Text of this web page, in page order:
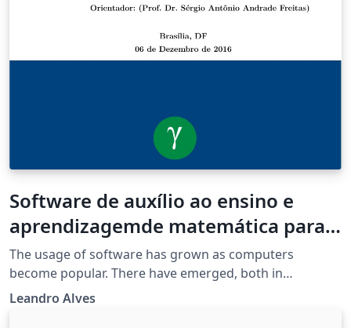
Software de auxílio ao ensino e
aprendizagemde matemática para
crianças
The usage of software has grown as computers
become popular. There have emerged, both in
academia and in the market, technological solutions for
Leandro Alves